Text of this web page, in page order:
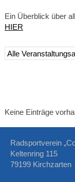
Ein Überblick über
HIER
Keine Einträge
Radsportverein
Keltenring 115
79199 Kirchzarten